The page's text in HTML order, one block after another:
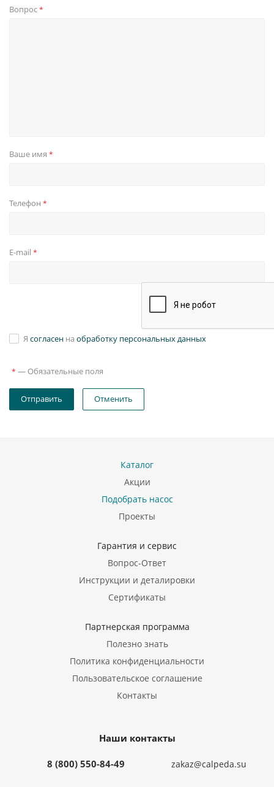
Вопрос*
Ваше имя *
Телефон *
E-mail *
Я согласен на обработку персональных данных
* — Обязательные поля
Отправить Отменить
Каталог
Акции
Подобрать насос
Проекты
Гарантия и сервис
Вопрос-Ответ
Инструкции и деталировки
Сертификаты
Партнерская программа
Полезно знать
Политика конфиденциальности
Пользовательское соглашение
Контакты
Наши контакты
8 (800) 550-84-49 zakaz@calpeda.su